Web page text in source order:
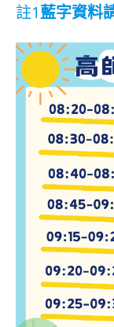
註1藍字資料